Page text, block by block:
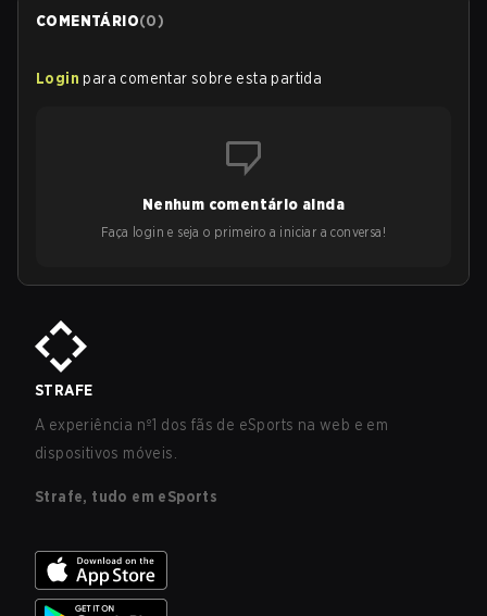
COMENTÁRIO(0)
Login para comentar sobre esta partida
Nenhum comentário ainda
Faça login e seja o primeiro a iniciar a conversa!
STRAFE
A experiência nº1 dos fãs de eSports na web e em
dispositivos móveis.
Strafe, tudo em eSports